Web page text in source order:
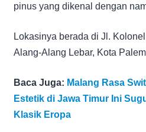
pinus yang dikenal dengan
Lokasinya berada di Jl.
Alang-Alang Lebar, Kota
Baca Juga: Malang Rasa
Estetik di Jawa Timur Ini
Klasik Eropa